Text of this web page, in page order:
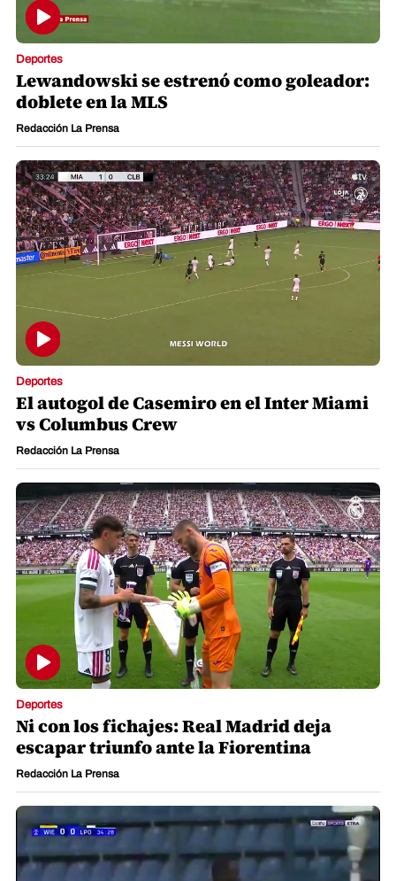
Deportes
Lewandowski se estrenó como goleador:
doblete en la MLS
Redacción La Prensa
Deportes
El autogol de Casemiro en el Inter Miami
vs Columbus Crew
Redacción La Prensa
Deportes
Ni con los fichajes: Real Madrid deja
escapar triunfo ante la Fiorentina
Redacción La Prensa